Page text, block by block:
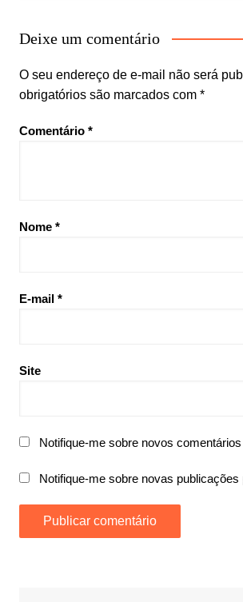
Deixe um comentário
O seu endereço de e-mail não será
obrigatórios são marcados com *
Comentário *
Nome *
E-mail *
Site
Notifique-me sobre novos
Notifique-me sobre novas publicações